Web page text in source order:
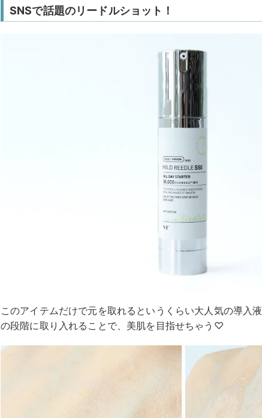
SNSで話題のリードルショット！
このアイテムだけで元を取れるというくらい大人気の導入
の段階に取り入れることで、美肌を目指せちゃう♡